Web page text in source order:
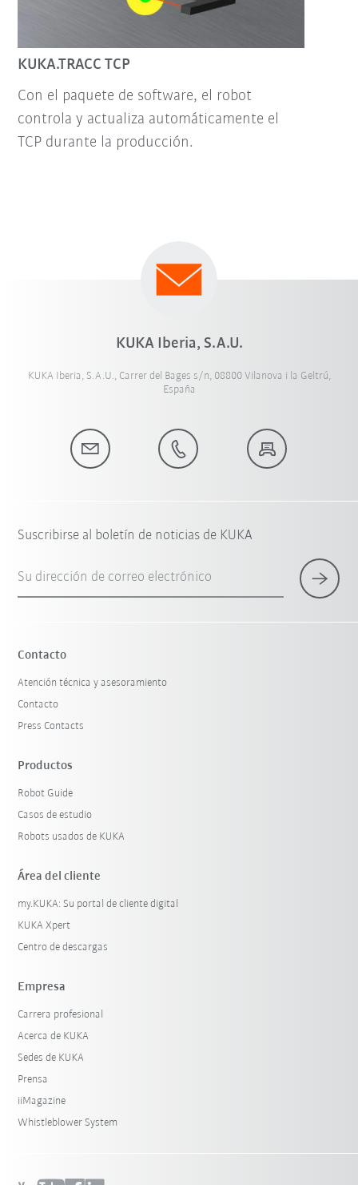
KUKA.TRACC TCP
Con el paquete de software, el robot
controla y actualiza automáticamente el
TCP durante la producción.
KUKA Iberia, S.A.U.
KUKA Iberia, S.A.U., Carrer del Bages s/n, 08800 Vilanova i la Geltrú,
España
Suscribirse al boletín de noticias de KUKA
Su dirección de correo electrónico
Contacto
Atención técnica y asesoramiento
Contacto
Press Contacts
Productos
Robot Guide
Casos de estudio
Robots usados de KUKA
Área del cliente
my.KUKA: Su portal de cliente digital
KUKA Xpert
Centro de descargas
Empresa
Carrera profesional
Acerca de KUKA
Sedes de KUKA
Prensa
iiMagazine
Whistleblower System